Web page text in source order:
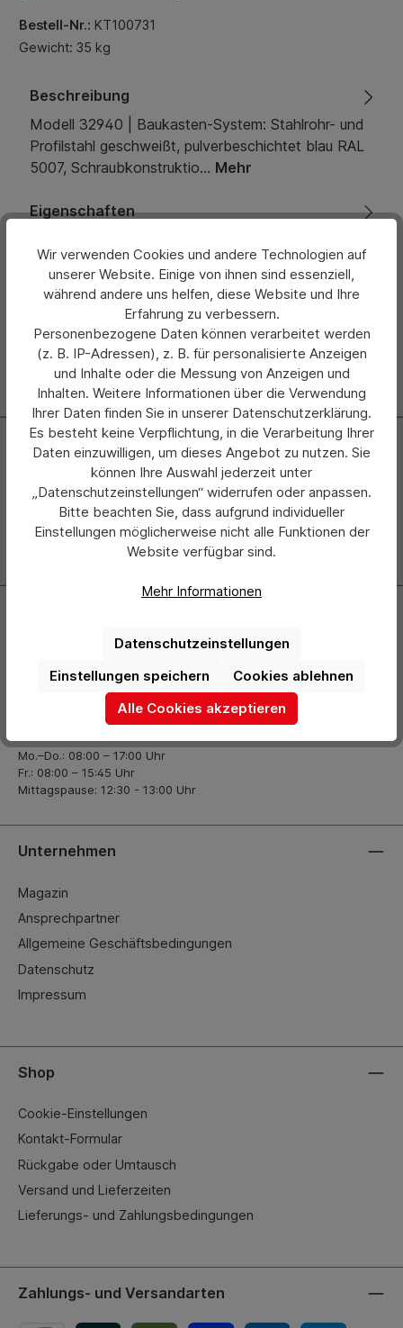
Bestell-Nr.: KT100731
Gewicht: 35 kg
Beschreibung
Modell 32940 | Baukasten-System: Stahlrohr- und
Profilstahl geschweißt, pulverbeschichtet blau RAL
5007, Schraubkonstruktio… Mehr
Eigenschaften
Bewertungen
Hersteller
Newsletter
Abonnieren Sie jetzt einfach unseren regelmäßig
erscheinenden Newsletter und Sie werden stets als Erster
über neue Produkte und Angebote informiert.
Zur Newsletter Anmeldung
+49 (0) 2261-7099 14
info@hermann-direkt.de
Öffnungszeiten
Mo.–Do.: 08:00 – 17:00 Uhr
Fr.: 08:00 – 15:45 Uhr
Mittagspause: 12:30 - 13:00 Uhr
Unternehmen
Magazin
Ansprechpartner
Allgemeine Geschäftsbedingungen
Datenschutz
Impressum
Shop
Cookie-Einstellungen
Kontakt-Formular
Rückgabe oder Umtausch
Versand und Lieferzeiten
Lieferungs- und Zahlungsbedingungen
Zahlungs- und Versandarten
Wir verwenden Cookies und andere Technologien auf
unserer Website. Einige von ihnen sind essenziell,
während andere uns helfen, diese Website und Ihre
Erfahrung zu verbessern.
Personenbezogene Daten können verarbeitet werden
(z. B. IP-Adressen), z. B. für personalisierte Anzeigen
und Inhalte oder die Messung von Anzeigen und
Inhalten. Weitere Informationen über die Verwendung
Ihrer Daten finden Sie in unserer Datenschutzerklärung.
Es besteht keine Verpflichtung, in die Verarbeitung Ihrer
Daten einzuwilligen, um dieses Angebot zu nutzen. Sie
können Ihre Auswahl jederzeit unter
„Datenschutzeinstellungen“ widerrufen oder anpassen.
Bitte beachten Sie, dass aufgrund individueller
Einstellungen möglicherweise nicht alle Funktionen der
Website verfügbar sind.
Mehr Informationen
Datenschutzeinstellungen
Cookies ablehnen
Einstellungen speichern
Alle Cookies akzeptieren